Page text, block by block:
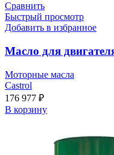
Сравнить
Быстрый просмотр
Добавить в избранное
Масло для
Моторные масла
Castrol
176 977 ₽
В корзину